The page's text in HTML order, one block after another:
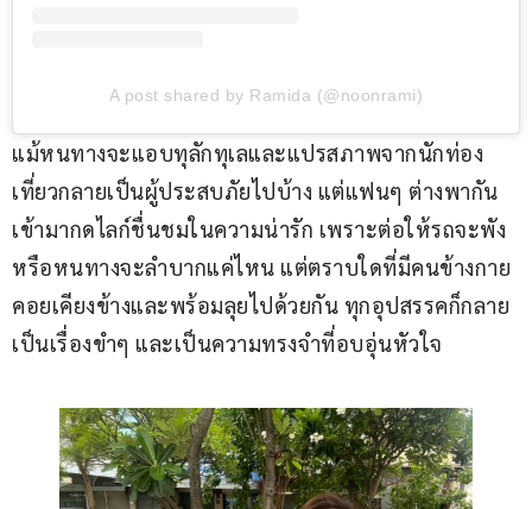
A post shared by Ramida (@noonrami)
แม้หนทางจะแอบทุลักทุเลและแปรสภาพจากนักท่อง
เที่ยวกลายเป็นผู้ประสบภัยไปบ้าง แต่แฟนๆ ต่างพากัน
เข้ามากดไลก์ชื่นชมในความน่ารัก เพราะต่อให้รถจะพัง
หรือหนทางจะลำบากแค่ไหน แต่ตราบใดที่มีคนข้างกาย
คอยเคียงข้างและพร้อมลุยไปด้วยกัน ทุกอุปสรรคก็กลาย
เป็นเรื่องขำๆ และเป็นความทรงจำที่อบอุ่นหัวใจ